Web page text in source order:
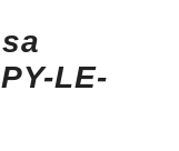
LE-